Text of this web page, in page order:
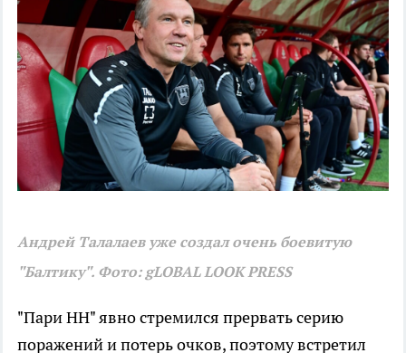
Андрей Талалаев уже создал очень боевитую
"Балтику". Фото: gLOBAL LOOK PRESS
"Пари НН" явно стремился прервать серию
поражений и потерь очков, поэтому встретил